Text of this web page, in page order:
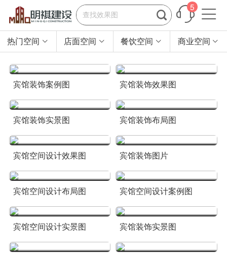

5 
热门空间  店面空间  餐饮空间  商业空间 
宾馆装饰案例图 宾馆装饰效果图
宾馆装饰实景图 宾馆装饰布局图
宾馆空间设计效果图 宾馆装饰图片
宾馆空间设计布局图 宾馆空间设计案例图
宾馆空间设计实景图 宾馆装饰实景图